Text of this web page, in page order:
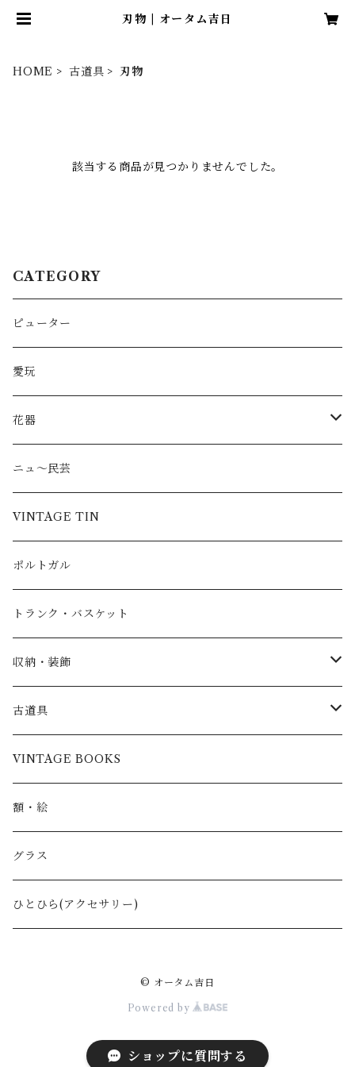
刃物 | オータム吉日
HOME 古道具 刃物
該当する商品が見つかりませんでした。
CATEGORY
ピューター
愛玩
花器
ピッチャー
ニュ〜民芸
VINTAGE TIN
ポルトガル
トランク・バスケット
収納・装飾
ウォールハンギング
古道具
刃物
鋏
VINTAGE BOOKS
額・絵
グラス
ひとひら(アクセサリー)
© オータム吉日
Powered by
ショップに質問する